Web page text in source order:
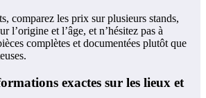
comparez les prix sur plusieurs stands,
l’origine et l’âge, et n’hésitez pas à
complètes et documentées plutôt que
exactes sur les lieux et